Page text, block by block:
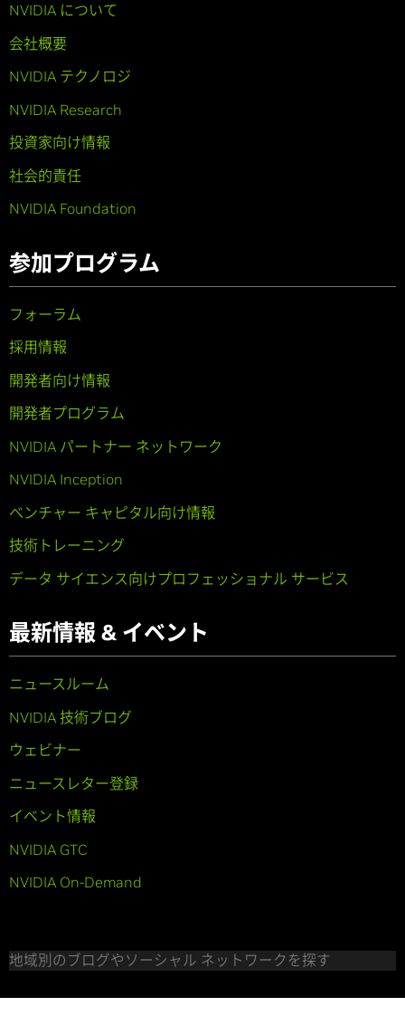
NVIDIA について
会社概要
NVIDIA テクノロジ
NVIDIA Research
投資家向け情報
社会的責任
NVIDIA Foundation
参加プログラム
フォーラム
採用情報
開発者向け情報
開発者プログラム
NVIDIA パートナー ネットワーク
NVIDIA Inception
ベンチャー キャピタル向け情報
技術トレーニング
データ サイエンス向けプロフェッショナル サービス
最新情報 & イベント
ニュースルーム
NVIDIA 技術ブログ
ウェビナー
ニュースレター登録
イベント情報
NVIDIA GTC
NVIDIA On-Demand
地域別のブログやソーシャル ネットワークを探す